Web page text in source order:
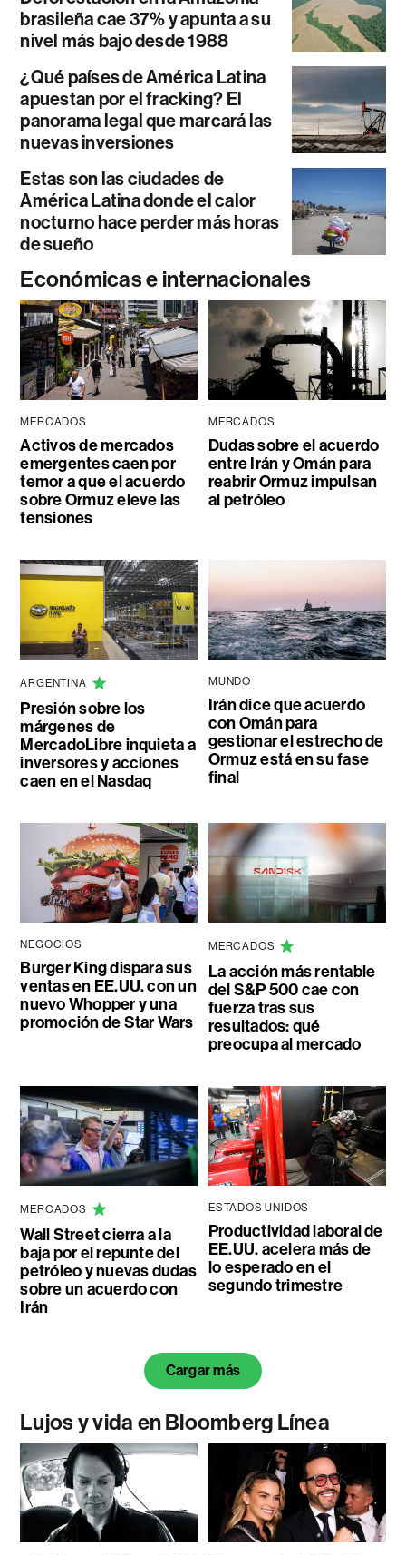
brasileña cae 37% y apunta a su
nivel más bajo desde 1988
¿Qué países de América Latina
apuestan por el fracking? El
panorama legal que marcará las
nuevas inversiones
Estas son las ciudades de
América Latina donde el calor
nocturno hace perder más horas
de sueño
Económicas e internacionales
MERCADOS
Activos de mercados
emergentes caen por
temor a que el acuerdo
sobre Ormuz eleve las
tensiones
MERCADOS
Dudas sobre el acuerdo
entre Irán y Omán para
reabrir Ormuz impulsan
al petróleo
ARGENTINA
Presión sobre los
márgenes de
MercadoLibre inquieta a
inversores y acciones
caen en el Nasdaq
MUNDO
Irán dice que acuerdo
con Omán para
gestionar el estrecho de
Ormuz está en su fase
final
NEGOCIOS
Burger King dispara sus
ventas en EE.UU. con un
nuevo Whopper y una
promoción de Star Wars
MERCADOS
La acción más rentable
del S&P 500 cae con
fuerza tras sus
resultados: qué
preocupa al mercado
MERCADOS
Wall Street cierra a la
baja por el repunte del
petróleo y nuevas dudas
sobre un acuerdo con
Irán
ESTADOS UNIDOS
Productividad laboral de
EE.UU. acelera más de
lo esperado en el
segundo trimestre
Cargar más
Lujos y vida en Bloomberg Línea